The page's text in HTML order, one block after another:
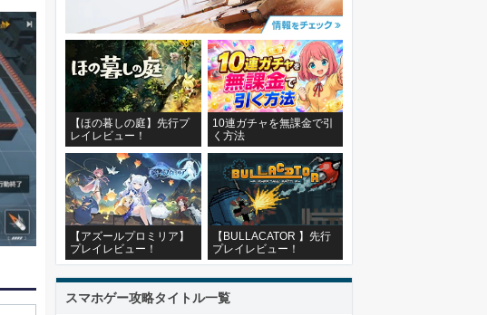
【ほの暮しの庭】先行プ
レイレビュー！
10連ガチャを無課金で引
く方法
【アズールプロミリア】
プレイレビュー！
【BULLACATOR 】先行
プレイレビュー！
スマホゲー攻略タイトル一覧